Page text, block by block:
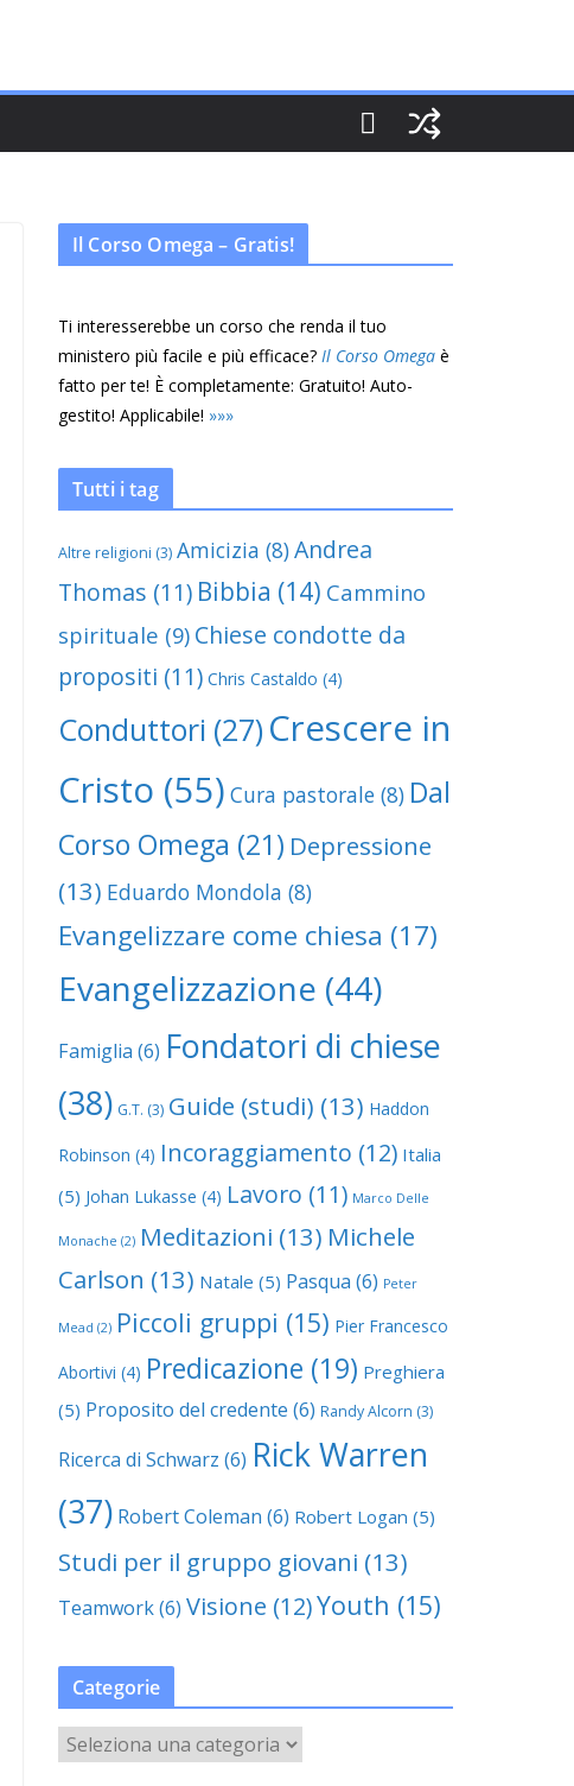
Il Corso Omega – Gratis!
Ti interesserebbe un corso che renda il tuo
ministero più facile e più efficace? Il Corso Omega è
fatto per te! È completamente: Gratuito! Auto-
gestito! Applicabile! »»»
Tutti i tag
Altre religioni (3) Amicizia (8)Andrea
Thomas (11) Bibbia (14) Cammino
spirituale (9) Chiese condotte da
propositi (11) Chris Castaldo (4)
Conduttori (27) Crescere in
Cristo (55) Cura pastorale (8) Dal
Corso Omega (21) Depressione
(13) Eduardo Mondola (8)
Evangelizzare come chiesa (17)
Evangelizzazione (44)
Famiglia (6) Fondatori di chiese
(38) G.T. (3) Guide (studi) (13) Haddon
Robinson (4) Incoraggiamento (12) Italia
(5) Johan Lukasse (4) Lavoro (11) Marco Delle
Monache (2) Meditazioni (13) Michele
Carlson (13) Natale (5) Pasqua (6) Peter
Mead (2) Piccoli gruppi (15) Pier Francesco
Abortivi (4) Predicazione (19) Preghiera
(5) Proposito del credente (6) Randy Alcorn (3)
Ricerca di Schwarz (6) Rick Warren
(37) Robert Coleman (6) Robert Logan (5)
Studi per il gruppo giovani (13)
Teamwork(6) Visione (12)Youth (15)
Categorie
a